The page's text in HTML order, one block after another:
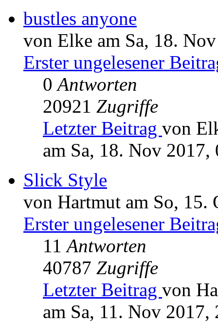
bustles anyone
von Elke am Sa, 18.
Erster ungelesener
0Antworten
20921 Zugriffe
Letzter Beitrag von
am Sa, 18. Nov 2017,
Slick Style
von Hartmut am So, 15.
Erster ungelesener
11Antworten
40787 Zugriffe
Letzter Beitrag von
am Sa, 11. Nov 2017,